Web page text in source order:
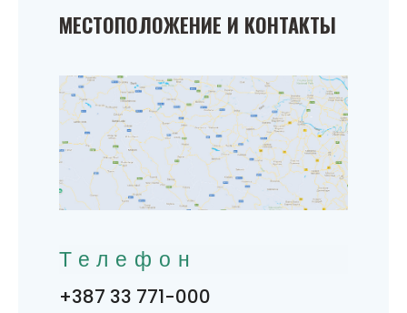
МЕСТОПОЛОЖЕНИЕ И КОНТАКТЫ
Телефон
+387 33 771-000